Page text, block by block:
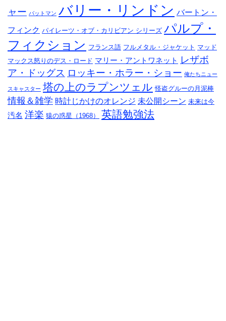
ャー バットマン バリー・リンドン バートン・
フィンク パイレーツ・オブ・カリビアン シリーズ パルプ・
フィクション フランス語 フルメタル・ジャケット マッド
マックス怒りのデス・ロード マリー・アントワネット
レザボ
ア・ドッグス ロッキー・ホラー・ショー 俺たちニュー
スキャスター 塔の上のラプンツェル 怪盗グルーの月泥棒
情報＆雑学 時計じかけのオレンジ 未公開シーン 未来は今
汚名 洋楽 猿の惑星（1968） 英語勉強法